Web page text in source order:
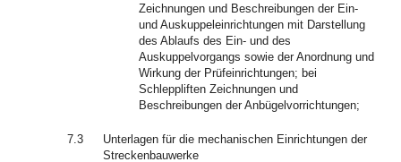
Zeichnungen und Beschreibungen der Ein-
und Auskuppeleinrichtungen mit Darstellung
des Ablaufs des Ein- und des
Auskuppelvorgangs sowie der Anordnung und
Wirkung der Prüfeinrichtungen; bei
Schleppliften Zeichnungen und
Beschreibungen der Anbügelvorrichtungen;
7.3
Unterlagen für die mechanischen Einrichtungen der
Streckenbauwerke